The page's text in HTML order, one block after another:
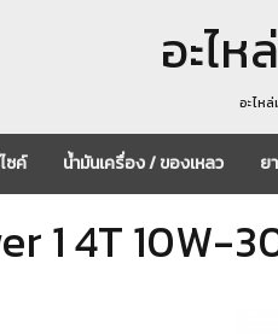
อะไ
อะไห
ซค์ น้ำมันเครื่อง / ของเหลว ย
1 4T 10W-